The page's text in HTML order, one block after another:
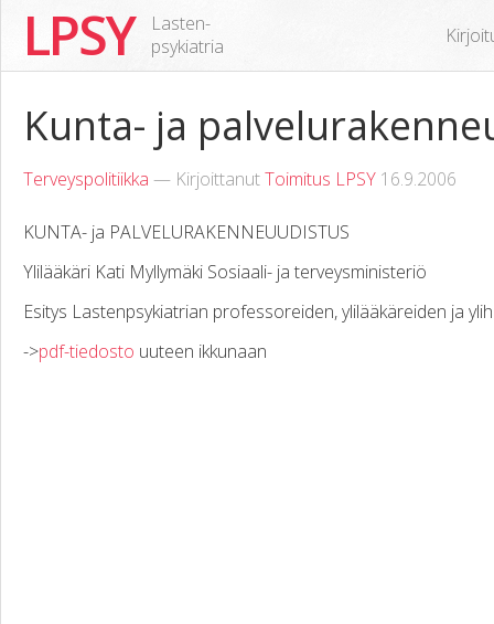
LPSY
Lasten-
psykiatria
Kunta- ja
Terveyspolitiikka — KirjoittanutToimitus LPSY 16.9.2006
KUNTA- ja PALVELURAKENNEUUDISTUS
Ylilääkäri Kati Myllymäki Sosiaali- ja terveysministeriö
Esitys Lastenpsykiatrian professoreiden, ylilääkäreiden ja
->pdf-tiedosto uuteen ikkunaan